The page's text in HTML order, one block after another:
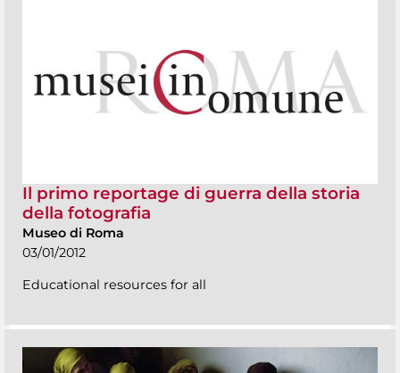
Il primo reportage di guerra della storia
della fotografia
Museo di Roma
03/01/2012
Educational resources for all